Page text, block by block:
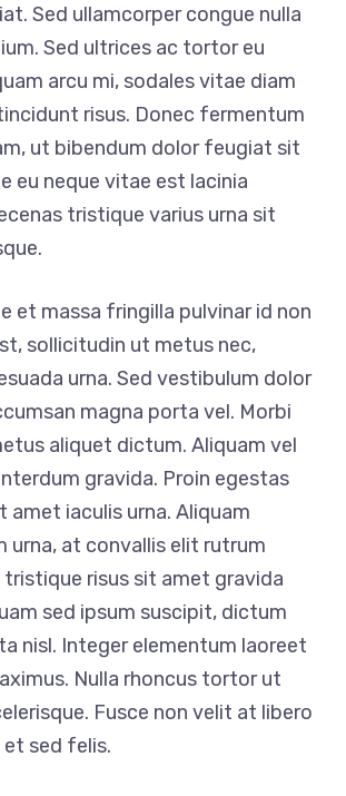
Sed ullamcorper congue nulla
Sed ultrices ac tortor eu
arcu mi, sodales vitae diam
risus. Donec fermentum
ut bibendum dolor feugiat sit
eu neque vitae est lacinia
tristique varius urna sit
et massa fringilla pulvinar id non
sollicitudin ut metus nec,
urna. Sed vestibulum dolor
magna porta vel. Morbi
aliquet dictum. Aliquam vel
gravida. Proin egestas
amet iaculis urna. Aliquam
urna, at convallis elit rutrum
tristique risus sit amet gravida
sed ipsum suscipit, dictum
nisl. Integer elementum laoreet
Nulla rhoncus tortor ut
Fusce non velit at libero
sed felis.